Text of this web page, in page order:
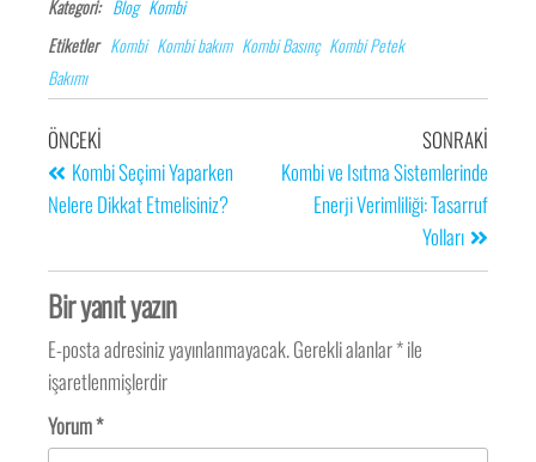
Kategori: Blog Kombi
Etiketler Kombi Kombi bakım Kombi Basınç Kombi Petek
Bakımı
ÖNCEKI
Kombi Seçimi Yaparken
Nelere Dikkat Etmelisiniz?
SONRAKI
Kombi ve Isıtma Sistemlerinde
Enerji Verimliliği: Tasarruf
Yolları
Bir yanıt yazın
E-posta adresiniz yayınlanmayacak.Gerekli alanlar*ile
işaretlenmişlerdir
Yorum*